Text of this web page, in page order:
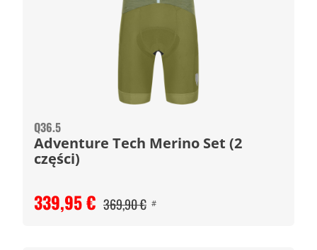
Q36.5
Adventure Tech Merino Set (2
części)
339,95 € 369,90 € #